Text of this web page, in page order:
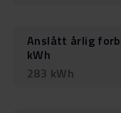
Anslått årlig
kWh
283 kWh